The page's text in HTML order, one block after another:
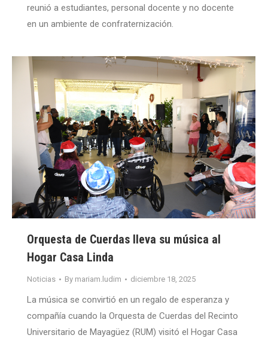
reunió a estudiantes, personal docente y no docente
en un ambiente de confraternización.
Orquesta de Cuerdas lleva su música al
Hogar Casa Linda
Noticias By mariam.ludim diciembre 18, 2025
La música se convirtió en un regalo de esperanza y
compañía cuando la Orquesta de Cuerdas del Recinto
Universitario de Mayagüez (RUM) visitó el Hogar Casa